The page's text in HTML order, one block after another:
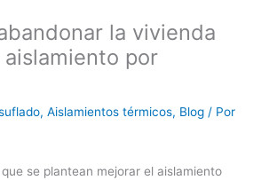
la vivienda
por
, Aislamientos térmicos, Blog / Por
se plantean mejorar el aislamiento